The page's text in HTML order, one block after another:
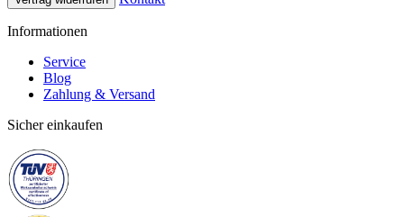
Informationen
Service
Blog
Zahlung & Versand
Sicher einkaufen